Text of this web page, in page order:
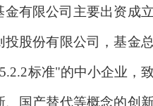
有限公司主要出资成立
股份有限公司，基金
标准"的中小企业，
国产替代等概念的创